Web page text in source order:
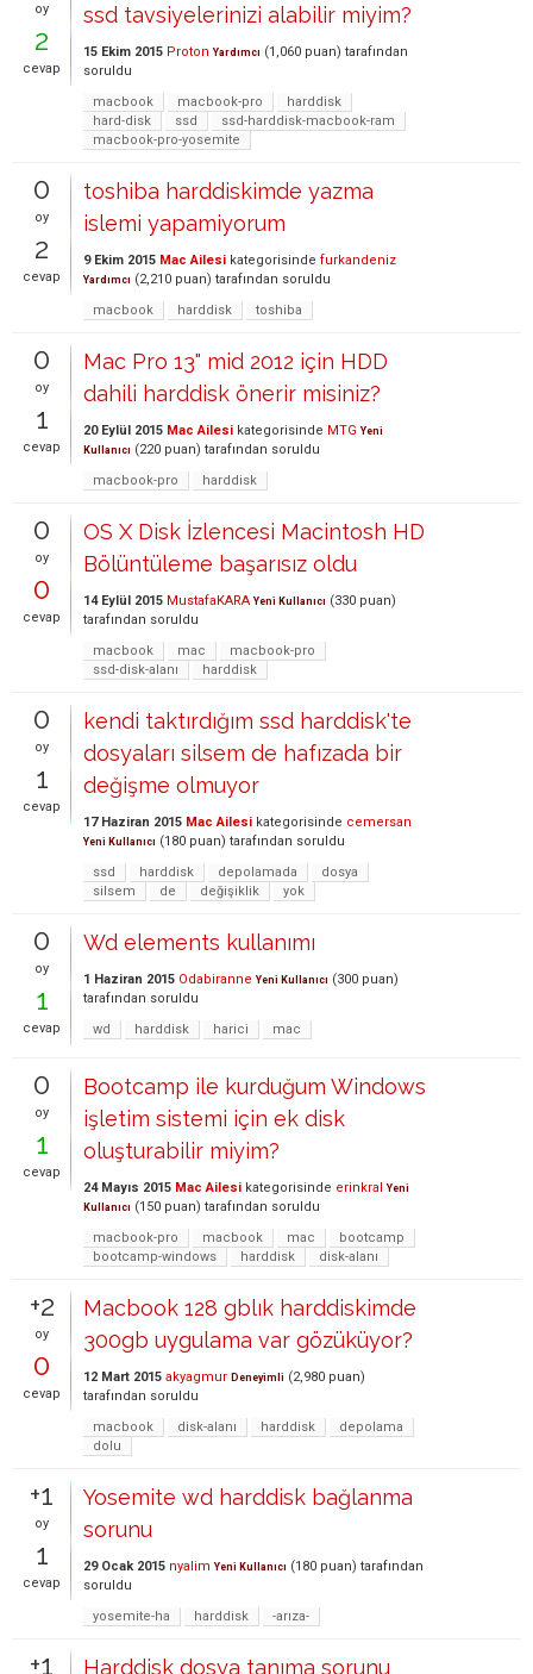
oy
2
cevap
ssd tavsiyelerinizi alabilir miyim?
15 Ekim 2015 Proton Yardımcı (1,060 puan) tarafından
soruldu
macbook
macbook-pro
harddisk
hard-disk
ssd
ssd-harddisk-macbook-ram
macbook-pro-yosemite
0
oy
2
cevap
toshiba harddiskimde yazma
islemi yapamiyorum
9 Ekim 2015 Mac Ailesi kategorisinde furkandeniz
Yardımcı (2,210 puan) tarafından soruldu
macbook
harddisk toshiba
0
oy
1
cevap
Mac Pro 13" mid 2012 için HDD
dahili harddisk önerir misiniz?
20 Eylül 2015 Mac Ailesi kategorisinde MTG Yeni
Kullanıcı (220 puan) tarafından soruldu
macbook-pro
harddisk
0
oy
0
cevap
OS X Disk İzlencesi Macintosh HD
Bölüntüleme başarısız oldu
14 Eylül 2015 MustafaKARA Yeni Kullanıcı (330 puan)
tarafından soruldu
macbook
mac
macbook-pro
ssd-disk-alanı
harddisk
0
oy
1
cevap
kendi taktırdığım ssd harddisk'te
dosyaları silsem de hafızada bir
değişme olmuyor
17 Haziran 2015 Mac Ailesi kategorisinde cemersan
Yeni Kullanıcı (180 puan) tarafından soruldu
ssd
harddisk depolamada
dosya
silsem
de değişiklik yok
0
oy
1
cevap
Wd elements kullanımı
1 Haziran 2015 Odabiranne Yeni Kullanıcı (300 puan)
tarafından soruldu
wd
harddisk harici mac
0
oy
1
cevap
Bootcamp ile kurduğum Windows
işletim sistemi için ek disk
oluşturabilir miyim?
24 Mayıs 2015 Mac Ailesi kategorisinde erinkral Yeni
Kullanıcı (150 puan) tarafından soruldu
macbook-pro
macbook mac
bootcamp
bootcamp-windows
harddisk disk-alanı
+2
oy
0
cevap
Macbook 128 gblık harddiskimde
300gb uygulama var gözüküyor?
12 Mart 2015 akyagmur Deneyimli (2,980 puan)
tarafından soruldu
macbook
disk-alanı harddisk
depolama
dolu
+1
oy
1
cevap
Yosemite wd harddisk bağlanma
sorunu
29 Ocak 2015 nyalim Yeni Kullanıcı (180 puan) tarafından
soruldu
yosemite-ha
harddisk -arıza-
+1 Harddisk dosya tanıma sorunu